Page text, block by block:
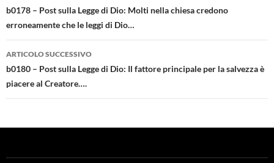
articolo
b0178 – Post sulla Legge di Dio: Molti nella chiesa credono
erroneamente che le leggi di Dio…
ARTICOLO SUCCESSIVO
b0180 – Post sulla Legge di Dio: Il fattore principale per la salvezza è
piacere al Creatore….